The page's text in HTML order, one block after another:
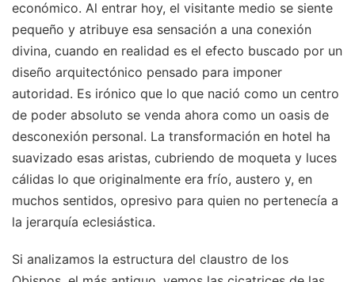
económico. Al entrar hoy, el visitante medio se siente
pequeño y atribuye esa sensación a una conexión
divina, cuando en realidad es el efecto buscado por un
diseño arquitectónico pensado para imponer
autoridad. Es irónico que lo que nació como un centro
de poder absoluto se venda ahora como un oasis de
desconexión personal. La transformación en hotel ha
suavizado esas aristas, cubriendo de moqueta y luces
cálidas lo que originalmente era frío, austero y, en
muchos sentidos, opresivo para quien no pertenecía a
la jerarquía eclesiástica.
Si analizamos la estructura del claustro de los